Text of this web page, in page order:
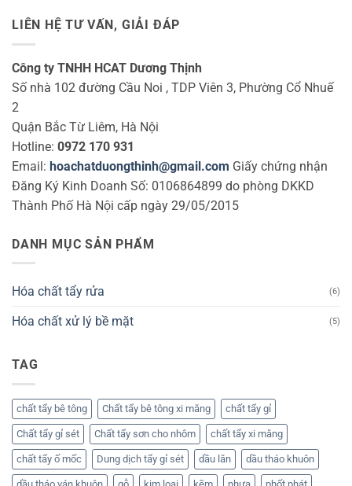
LIÊN HỆ TƯ VẤN, GIẢI ĐÁP
Công ty TNHH HCAT Dương Thịnh
Số nhà 102 đường Cầu Noi , TDP Viên 3, Phường Cổ Nhuế
2
Quận Bắc Từ Liêm, Hà Nội
Hotline: 0972 170 931
Email: hoachatduongthinh@gmail.com Giấy chứng nhận
Đăng Ký Kinh Doanh Số: 0106864899 do phòng DKKD
Thành Phố Hà Nội cấp ngày 29/05/2015
DANH MỤC SẢN PHẨM
Hóa chất tẩy rửa (6)
Hóa chất xử lý bề mặt (5)
TAG
chất tẩy bê tông Chất tẩy bê tông xi măng chất tẩy gỉ
Chất tẩy gỉ sét Chất tẩy sơn cho nhôm chất tẩy xi măng
chất tẩy ố mốc Dung dịch tẩy gỉ sét dầu lăn dầu tháo khuôn